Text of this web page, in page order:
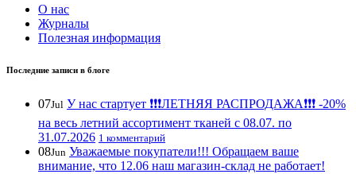
О нас
Журналы
Полезная информация
Последние записи в блоге
07Jul У нас стартует ❗️❗️❗️ЛЕТНЯЯ РАСПРОДАЖА❗️❗️❗️ -20%
на весь летний ассортимент тканей с 08.07. по
31.07.2026 1 комментарий
08Jun Уважаемые покупатели!!! Обращаем ваше
внимание, что 12.06 наш магазин-склад не работает!